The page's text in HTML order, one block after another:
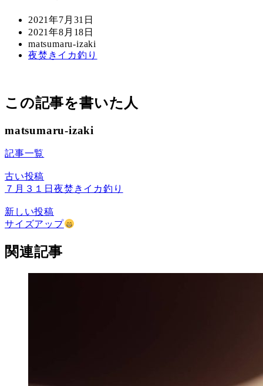
投
稿
日
2021年7月31日
更
新
日
2021年8月18日
著
者
matsumaru-izaki
カ
ー
夜焚きイカ釣り
この記事を書いた人
matsumaru-izaki
記事一覧
古い投稿
７月３１日夜焚きイカ釣り
新しい投稿
サイズアップ
関連記事